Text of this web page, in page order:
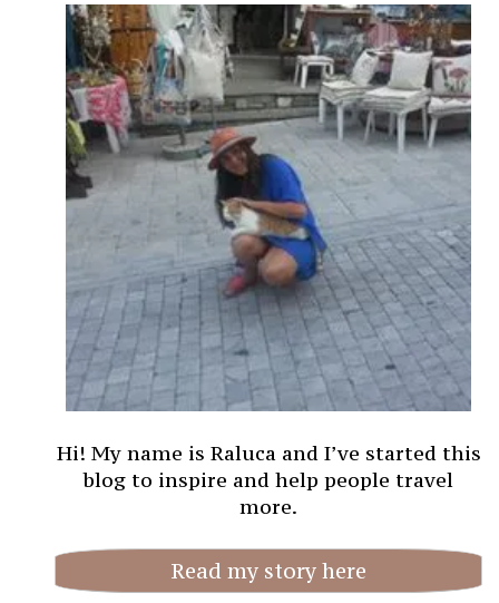
Hi! My name is Raluca and I’ve started this
blog to inspire and help people travel
more.
Read my story here